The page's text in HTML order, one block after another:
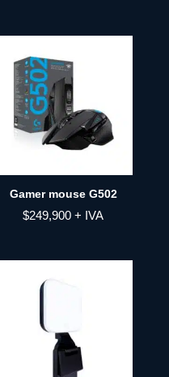
Gamer mouse G502
$249,900 + IVA